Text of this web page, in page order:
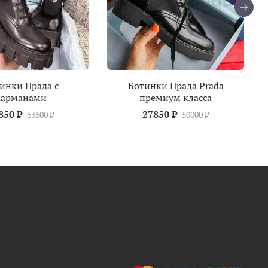
Прада с
₽ 63600 ₽
Ботинки Прада Prada
премиум класса
27850 ₽ 50000 ₽